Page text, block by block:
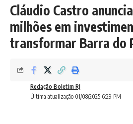
Cláudio Castro
milhões em
transformar Barra do
Última atualização 01/08/2025 6:29 PM
Redação Boletim RJ